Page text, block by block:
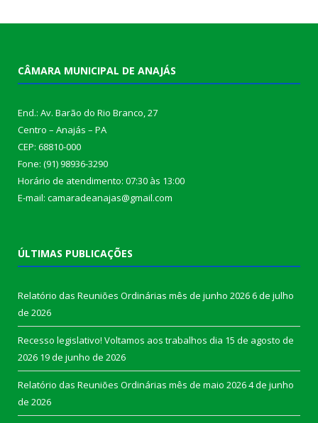
CÂMARA MUNICIPAL DE ANAJÁS
End.: Av. Barão do Rio Branco, 27
Centro – Anajás – PA
CEP: 68810-000
Fone: (91) 98936-3290
Horário de atendimento: 07:30 às 13:00
E-mail: camaradeanajas@gmail.com
ÚLTIMAS PUBLICAÇÕES
Relatório das Reuniões Ordinárias mês de junho 20266 de julho
de 2026
Recesso legislativo! Voltamos aos trabalhos dia 15 de agosto de
2026 19 de junho de 2026
Relatório das Reuniões Ordinárias mês de maio 20264 de junho
de 2026